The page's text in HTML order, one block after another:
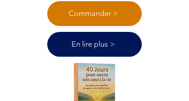
Commander >
En lire plus >